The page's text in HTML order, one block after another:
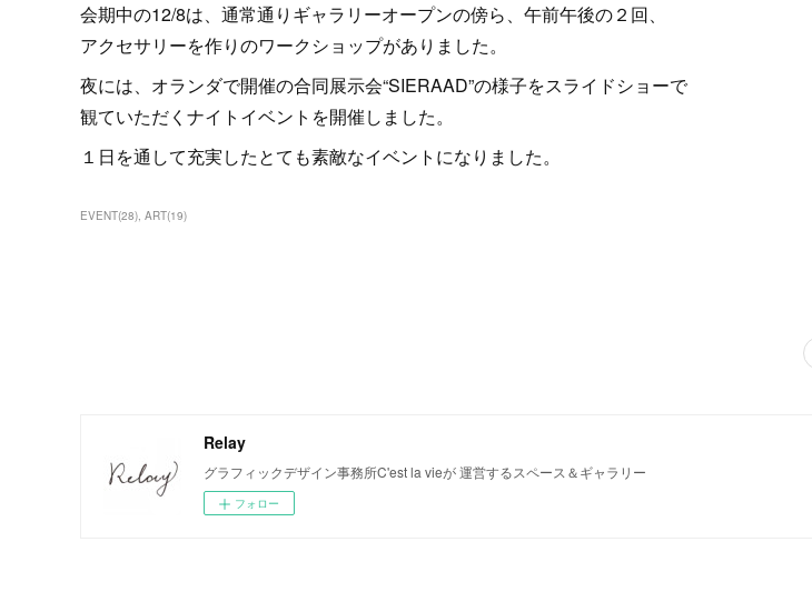
会期中の12/8は、通常通りギャラリーオープンの傍ら、午前午後の２回、
アクセサリーを作りのワークショップがありました。
夜には、オランダで開催の合同展示会“SIERAAD”の様子をスライドショーで
観ていただくナイトイベントを開催しました。
１日を通して充実したとても素敵なイベントになりました。
EVENT(28) ART(19)
Relay
グラフィックデザイン事務所C'est la vieが 運営するスペース＆ギャラリー
フォロー